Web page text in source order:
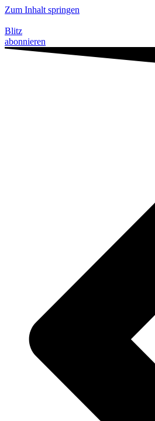
Zum Inhalt springen
Blitz
abonnieren